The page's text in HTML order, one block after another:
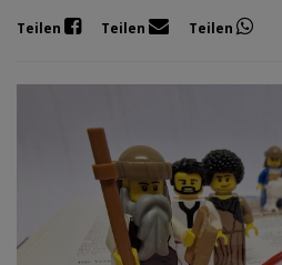
Teilen Teilen Teilen